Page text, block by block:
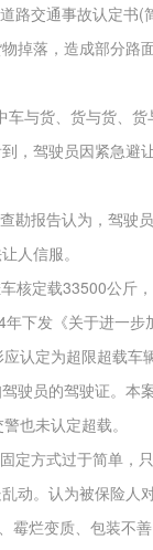
路交通事故认定书(
掉落，造成部分路
车与货、货与货、
，驾驶员因紧急避
勘报告认为，驾驶
人信服。
核定载33500公斤
年下发《关于进一步
认定为超限超载车
驶员的驾驶证。本
也未认定超载。
定方式过于简单，
动。认为被保险人
霉烂变质、包装不